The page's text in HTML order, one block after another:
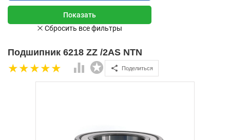
Подшипник 6218 ZZ /2AS NTN
Поделиться